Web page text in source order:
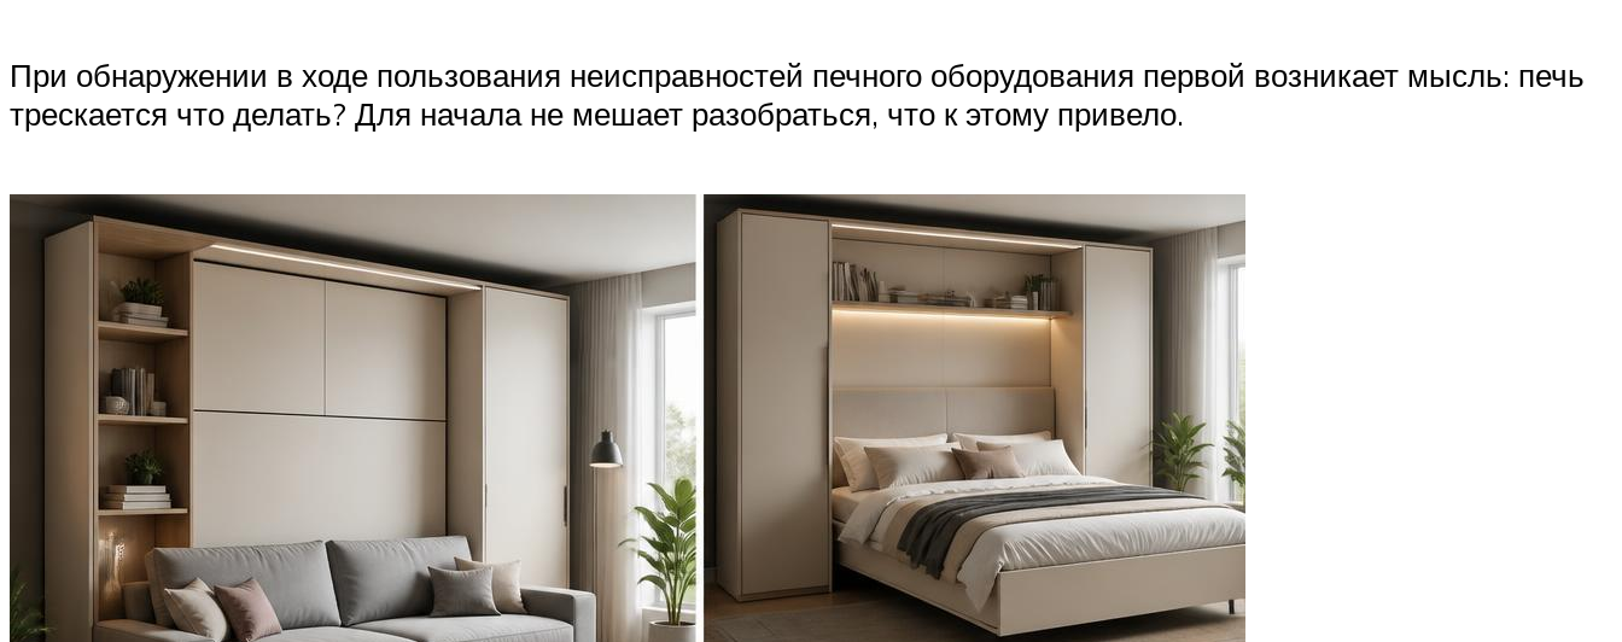
При обнаружении в ходе пользования неисправностей печного оборудования первой возникает мысль: печь
трескается что делать? Для начала не мешает разобраться, что к этому привело.